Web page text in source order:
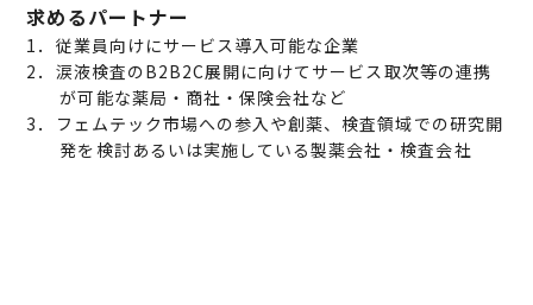
求めるパートナー
1．従業員向けにサービス導入可能な企業
2．涙液検査のB2B2C展開に向けてサービス取次等の連携
が可能な薬局・商社・保険会社など
3．フェムテック市場への参入や創薬、検査領域での研究開
発を検討あるいは実施している製薬会社・検査会社